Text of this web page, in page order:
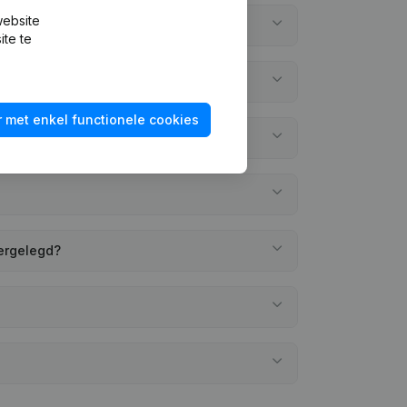
te
met enkel functionele cookies